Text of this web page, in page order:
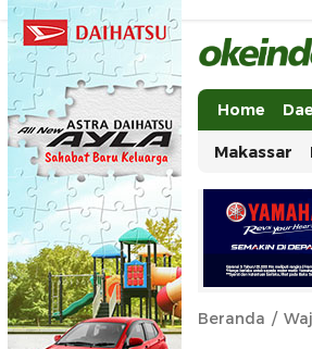
Home
Makassar
Beranda